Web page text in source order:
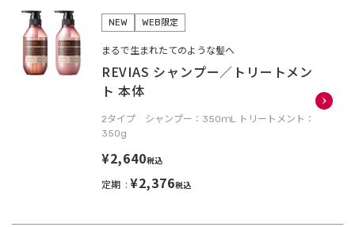
NEW WEB限定
まるで生まれたてのような髪へ
REVIAS シャンプー／トリートメン
ト 本体
2タイプ シャンプー：350ｍL トリートメント：
350g
¥2,640税込
定期 ¥2,376税込